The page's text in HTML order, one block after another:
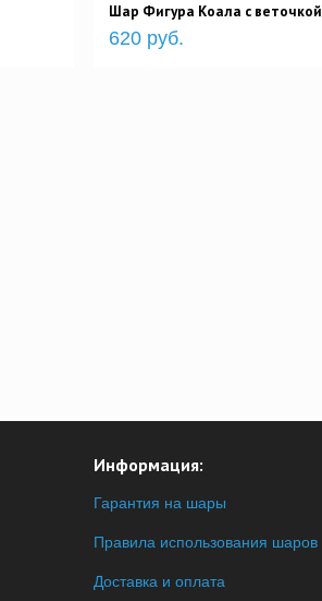
Шар Фигура Коала с веточкой
620 руб.
Информация:
Гарантия на шары
Правила использования шаров
Доставка и оплата